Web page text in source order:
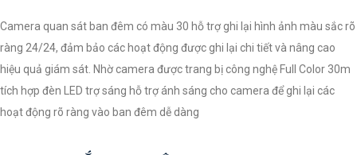
Camera quan sát ban đêm có màu 30 hỗ trợ ghi lại hình ảnh màu sắc rõ
ràng 24/24, đảm bảo các hoạt động được ghi lại chi tiết và nâng cao
hiệu quả giám sát. Nhờ camera được trang bị công nghệ Full Color 30m
tích hợp đèn LED trợ sáng hỗ trợ ánh sáng cho camera để ghi lại các
hoạt động rõ ràng vào ban đêm dễ dàng